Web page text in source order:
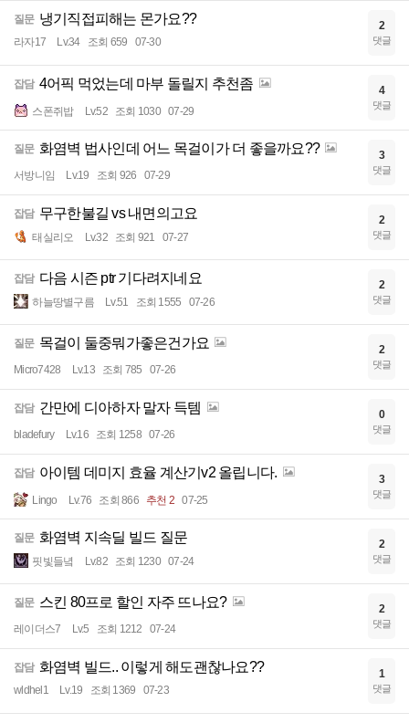
질문 냉기직접피해는 몬가요??
라자17 Lv.34 조회 659 07-30
2
댓글
잡담 4어픽 먹었는데 마부 돌릴지 추천좀
스폰쥐밥 Lv.52 조회 1030 07-29
4
댓글
질문 화염벽 법사인데 어느 목걸이가 더 좋을까요??
서방니임 Lv.19 조회 926 07-29
3
댓글
잡담 무구한불길 vs 내면의고요
태실리오 Lv.32 조회 921 07-27
2
댓글
잡담 다음 시즌 ptr 기다려지네요
하늘땅별구름 Lv.51 조회 1555 07-26
2
댓글
질문 목걸이 둘중뭐가좋은건가요
Micro7428 Lv.13 조회 785 07-26
2
댓글
잡담 간만에 디아하자 말자 득템
bladefury Lv.16 조회 1258 07-26
0
댓글
잡담 아이템 데미지 효율 계산기v2 올립니다.
Lingo Lv.76 조회 866 추천 2 07-25
3
댓글
질문 화염벽 지속딜 빌드 질문
핏빛들녘 Lv.82 조회 1230 07-24
2
댓글
질문 스킨 80프로 할인 자주 뜨나요?
레이더스7 Lv.5 조회 1212 07-24
2
댓글
잡담 화염벽 빌드.. 이렇게 해도괜찮나요??
wldhel1 Lv.19 조회 1369 07-23
1
댓글